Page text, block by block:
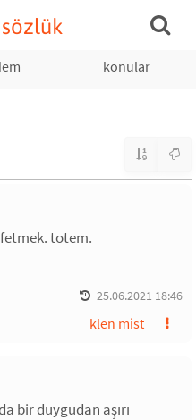
konular
totem.
25.06.2021 18:46
klen mist
bir duygudan aşırı